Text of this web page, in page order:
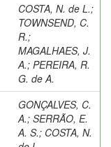
COSTA, N. de L.;
TOWNSEND, C.
R.;
MAGALHAES, J.
A.; PEREIRA, R.
G. de A.
GONÇALVES, C.
A.; SERRÃO, E.
A. S.; COSTA, N.